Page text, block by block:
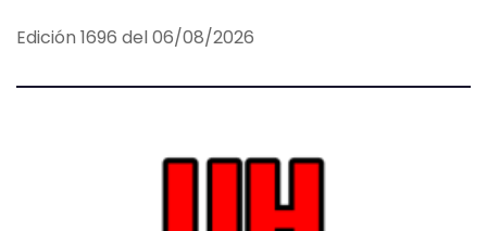
Edición 1696 del 06/08/2026